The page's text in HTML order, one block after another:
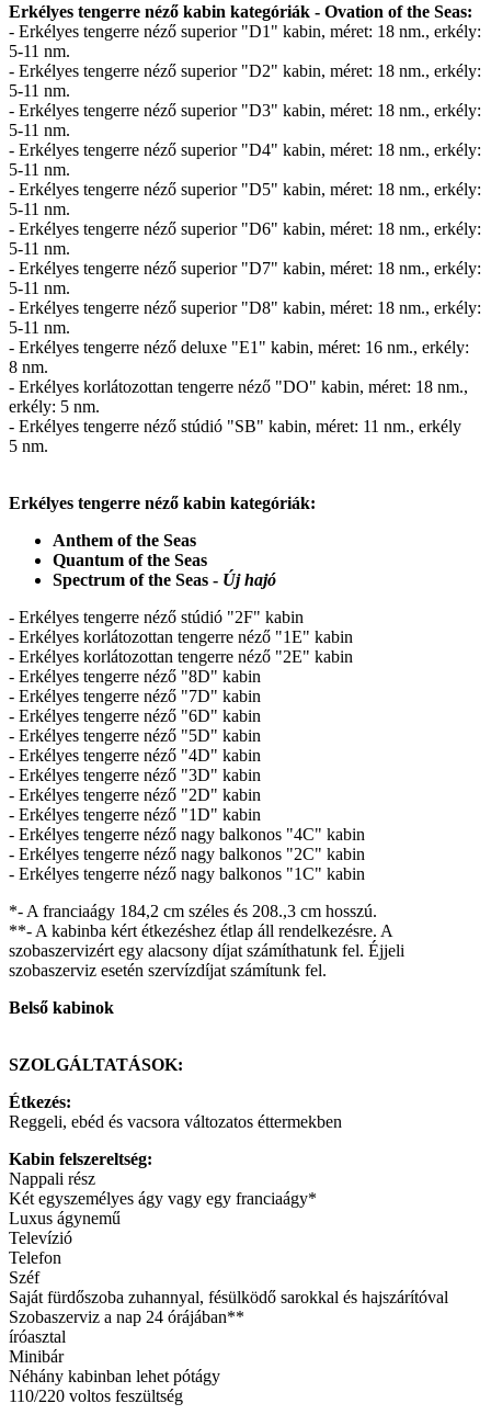
Erkélyes tengerre néző kabin kategóriák - Ovation of the Seas:
- Erkélyes tengerre néző superior "D1" kabin, méret: 18 nm., erkély:
5-11 nm.
- Erkélyes tengerre néző superior "D2" kabin, méret: 18 nm., erkély:
5-11 nm.
- Erkélyes tengerre néző superior "D3" kabin, méret: 18 nm., erkély:
5-11 nm.
- Erkélyes tengerre néző superior "D4" kabin, méret: 18 nm., erkély:
5-11 nm.
- Erkélyes tengerre néző superior "D5" kabin, méret: 18 nm., erkély:
5-11 nm.
- Erkélyes tengerre néző superior "D6" kabin, méret: 18 nm., erkély:
5-11 nm.
- Erkélyes tengerre néző superior "D7" kabin, méret: 18 nm., erkély:
5-11 nm.
- Erkélyes tengerre néző superior "D8" kabin, méret: 18 nm., erkély:
5-11 nm.
- Erkélyes tengerre néző deluxe "E1" kabin, méret: 16 nm., erkély:
8 nm.
- Erkélyes korlátozottan tengerre néző "DO" kabin, méret: 18 nm.,
erkély: 5 nm.
- Erkélyes tengerre néző stúdió "SB" kabin, méret: 11 nm., erkély
5 nm.
Erkélyes tengerre néző kabin kategóriák:
Anthem of the Seas
Quantum of the Seas
Spectrum of the Seas - Új hajó
- Erkélyes tengerre néző stúdió "2F" kabin
- Erkélyes korlátozottan tengerre néző "1E" kabin
- Erkélyes korlátozottan tengerre néző "2E" kabin
- Erkélyes tengerre néző "8D" kabin
- Erkélyes tengerre néző "7D" kabin
- Erkélyes tengerre néző "6D" kabin
- Erkélyes tengerre néző "5D" kabin
- Erkélyes tengerre néző "4D" kabin
- Erkélyes tengerre néző "3D" kabin
- Erkélyes tengerre néző "2D" kabin
- Erkélyes tengerre néző "1D" kabin
- Erkélyes tengerre néző nagy balkonos "4C" kabin
- Erkélyes tengerre néző nagy balkonos "2C" kabin
- Erkélyes tengerre néző nagy balkonos "1C" kabin
*- A franciaágy 184,2 cm széles és 208.,3 cm hosszú.
**- A kabinba kért étkezéshez étlap áll rendelkezésre. A
szobaszervizért egy alacsony díjat számíthatunk fel. Éjjeli
szobaszerviz esetén szervízdíjat számítunk fel.
Belső kabinok
SZOLGÁLTATÁSOK:
Étkezés:
Reggeli, ebéd és vacsora változatos éttermekben
Kabin felszereltség:
Nappali rész
Két egyszemélyes ágy vagy egy franciaágy*
Luxus ágynemű
Televízió
Telefon
Széf
Saját fürdőszoba zuhannyal, fésülködő sarokkal és hajszárítóval
Szobaszerviz a nap 24 órájában**
íróasztal
Minibár
Néhány kabinban lehet pótágy
110/220 voltos feszültség